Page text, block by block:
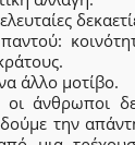
άλλο μοτίβο.
οι άνθρωποι
την